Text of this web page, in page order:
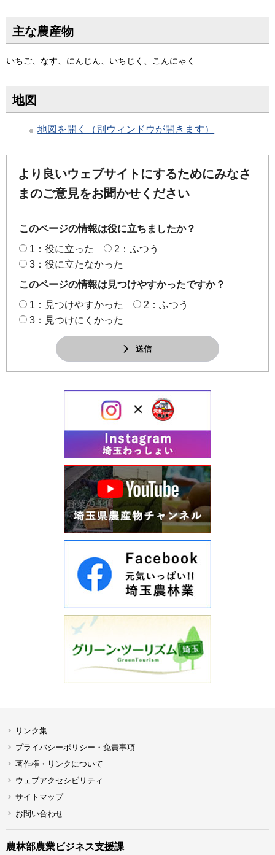
主な農産物
いちご、なす、にんじん、いちじく、こんにゃく
地図
地図を開く（別ウィンドウが開きます）
より良いウェブサイトにするためにみなさ
まのご意見をお聞かせください
このページの情報は役に立ちましたか？
1：役に立った
2：ふつう
3：役に立たなかった
このページの情報は見つけやすかったですか？
1：見つけやすかった
2：ふつう
3：見つけにくかった
送信
リンク集
プライバシーポリシー・免責事項
著作権・リンクについて
ウェブアクセシビリティ
サイトマップ
お問い合わせ
農林部農業ビジネス支援課